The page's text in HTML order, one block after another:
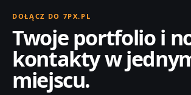
DOŁĄCZ DO 7PX.PL
Twoje portfolio i
kontakty w
miejscu.